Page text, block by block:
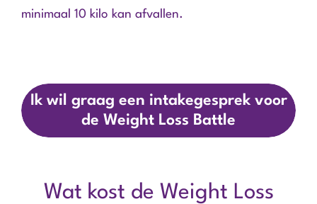
minimaal 10 kilo kan afvallen.
Ik wil graag een intakegesprek voor
de Weight Loss Battle
Wat kost de Weight Loss